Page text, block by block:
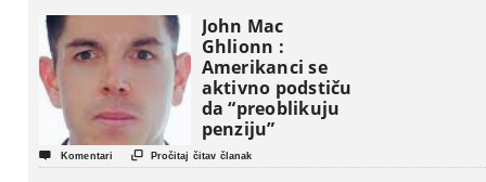
John Mac
Ghlionn :
Amerikanci se
aktivno podstiču
da “preoblikuju
penziju”
 Komentari  Pročitaj čitav članak